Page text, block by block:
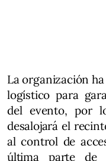
La organización
logístico para
del evento, por
desalojará el
al control de
última parte de